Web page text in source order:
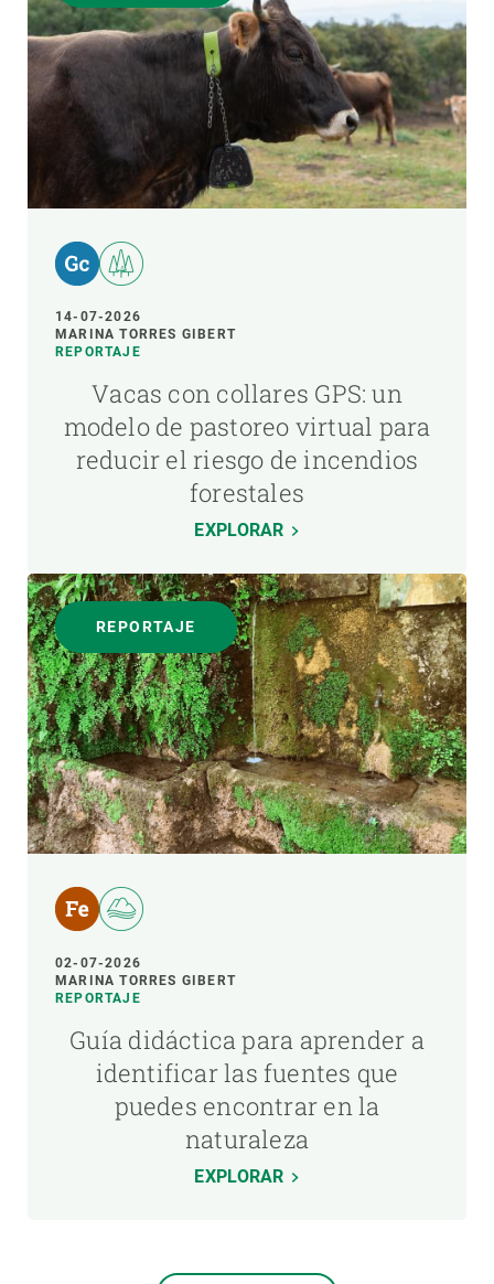
14-07-2026
MARINA TORRES GIBERT
REPORTAJE
Vacas con collares GPS: un
modelo de pastoreo virtual para
reducir el riesgo de incendios
forestales
EXPLORAR
REPORTAJE
02-07-2026
MARINA TORRES GIBERT
REPORTAJE
Guía didáctica para aprender a
identificar las fuentes que
puedes encontrar en la
naturaleza
EXPLORAR